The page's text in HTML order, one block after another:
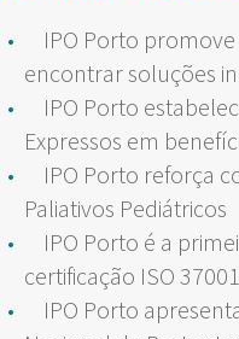
IPO Porto
encontrar soluções
IPO Porto
Expressos em
IPO Porto reforça
Paliativos Pediátricos
IPO Porto é a
certificação ISO 37001
IPO Porto